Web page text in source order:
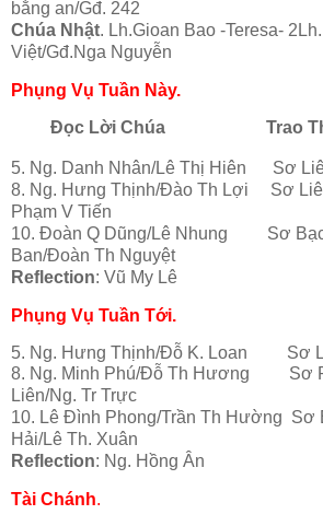
bằng an/Gđ. 242
Chúa Nhật. Lh.Gioan Bao -Teresa-
Việt/Gđ.Nga Nguyễn
Phụng Vụ Tuần Này.
Đọc Lời Chúa
Trao
5. Ng. Danh Nhân/Lê Thị Hiên Sơ
8. Ng. Hưng Thịnh/Đào Th Lợi Sơ
Phạm V Tiến
10. Đoàn Q Dũng/Lê Nhung Sơ
Ban/Đoàn Th Nguyệt
Reflection: Vũ My Lê
Phụng Vụ Tuần Tới.
5. Ng. Hưng Thịnh/Đỗ K. Loan Sơ
8. Ng. Minh Phú/Đỗ Th Hương Sơ
Liên/Ng. Tr Trực
10. Lê Đình Phong/Trần Th Hường Sơ
Hải/Lê Th. Xuân
Reflection: Ng. Hồng Ân
Tài Chánh.